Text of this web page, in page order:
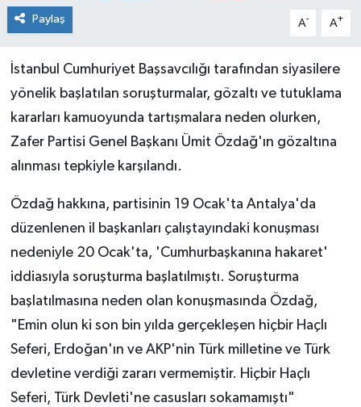
Paylaş A- A+
İstanbul Cumhuriyet Başsavcılığı tarafından siyasilere
yönelik başlatılan soruşturmalar, gözaltı ve tutuklama
kararları kamuoyunda tartışmalara neden olurken,
Zafer Partisi Genel Başkanı Ümit Özdağ'ın gözaltına
alınması tepkiyle karşılandı.
Özdağ hakkına, partisinin 19 Ocak'ta Antalya'da
düzenlenen il başkanları çalıştayındaki konuşması
nedeniyle 20 Ocak'ta, 'Cumhurbaşkanına hakaret'
iddiasıyla soruşturma başlatılmıştı. Soruşturma
başlatılmasına neden olan konuşmasında Özdağ,
"Emin olun ki son bin yılda gerçekleşen hiçbir Haçlı
Seferi, Erdoğan'ın ve AKP'nin Türk milletine ve Türk
devletine verdiği zararı vermemiştir. Hiçbir Haçlı
Seferi, Türk Devleti'ne casusları sokamamıştı"